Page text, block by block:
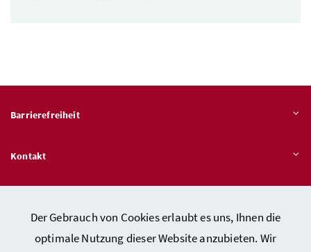
Der Gebrauch von Cookies erlaubt es uns, Ihnen die
optimale Nutzung dieser Website anzubieten. Wir
Barrierefreiheit
Kontakt
Hinweisgeber:innen – Stelle für Rechtsverletzungen